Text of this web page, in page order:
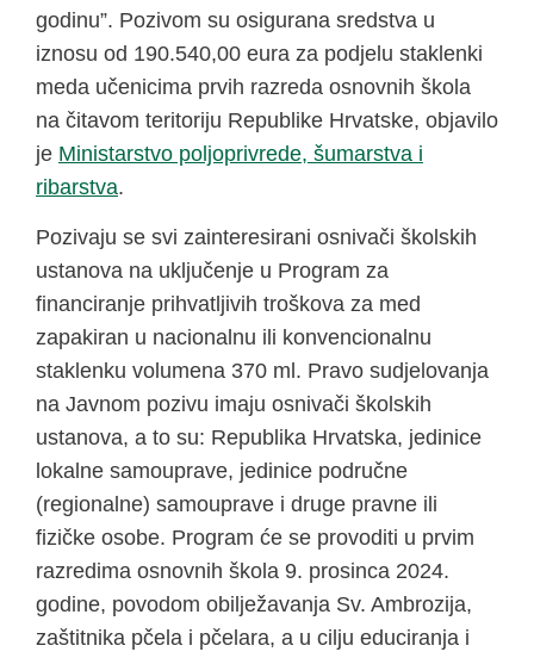
godinu”. Pozivom su osigurana sredstva u
iznosu od 190.540,00 eura za podjelu staklenki
meda učenicima prvih razreda osnovnih škola
na čitavom teritoriju Republike Hrvatske, objavilo
je Ministarstvo poljoprivrede, šumarstva i
ribarstva.
Pozivaju se svi zainteresirani osnivači školskih
ustanova na uključenje u Program za
financiranje prihvatljivih troškova za med
zapakiran u nacionalnu ili konvencionalnu
staklenku volumena 370 ml. Pravo sudjelovanja
na Javnom pozivu imaju osnivači školskih
ustanova, a to su: Republika Hrvatska, jedinice
lokalne samouprave, jedinice područne
(regionalne) samouprave i druge pravne ili
fizičke osobe. Program će se provoditi u prvim
razredima osnovnih škola 9. prosinca 2024.
godine, povodom obilježavanja Sv. Ambrozija,
zaštitnika pčela i pčelara, a u cilju educiranja i